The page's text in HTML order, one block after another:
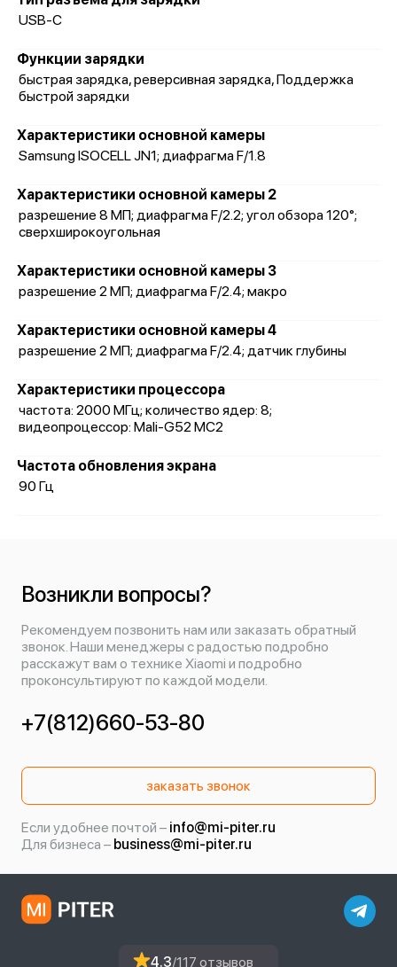
USB-C
Функции зарядки
быстрая зарядка, реверсивная зарядка, Поддержка
быстрой зарядки
Характеристики основной камеры
Samsung ISOCELL JN1; диафрагма F/1.8
Характеристики основной камеры 2
разрешение 8 МП; диафрагма F/2.2; угол обзора 120°;
сверхширокоугольная
Характеристики основной камеры 3
разрешение 2 МП; диафрагма F/2.4; макро
Характеристики основной камеры 4
разрешение 2 МП; диафрагма F/2.4; датчик глубины
Характеристики процессора
частота: 2000 МГц; количество ядер: 8;
видеопроцессор: Mali-G52 MC2
Частота обновления экрана
90 Гц
Возникли вопросы?
Рекомендуем позвонить нам или заказать обратный
звонок. Наши менеджеры с радостью подробно
расскажут вам о технике Xiaomi и подробно
проконсультируют по каждой модели.
+7(812)660-53-80
заказать звонок
Если удобнее почтой – info@mi-piter.ru
Для бизнеса – business@mi-piter.ru
4.3/117 отзывов